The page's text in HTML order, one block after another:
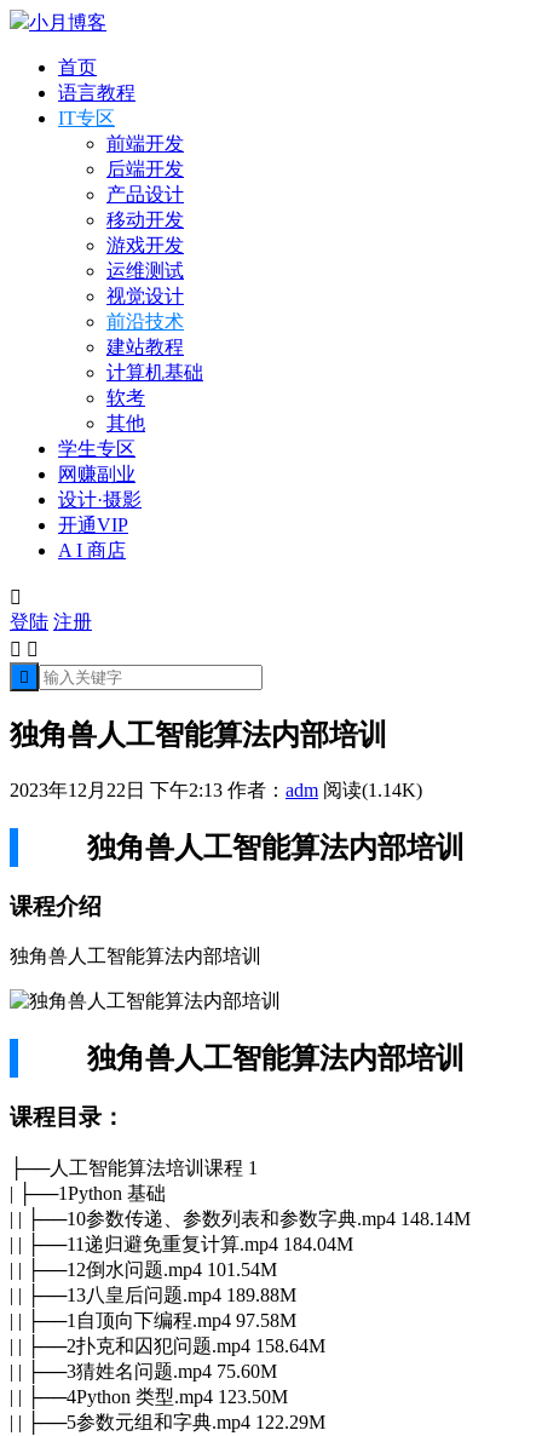
小月博客
首页
语言教程
IT专区
前端开发
后端开发
产品设计
移动开发
游戏开发
运维测试
视觉设计
前沿技术
建站教程
计算机基础
软考
其他
学生专区
网赚副业
设计·摄影
开通VIP
A I 商店

登陆 注册
 

独角兽人工智能算法内部培训
2023年12月22日 下午2:13 作者： adm 阅读(1.14K)
独角兽人工智能算法内部培训
课程介绍
独角兽人工智能算法内部培训
独角兽人工智能算法内部培训
课程目录：
├──人工智能算法培训课程 1
| ├──1Python 基础
| | ├──10参数传递、参数列表和参数字典.mp4 148.14M
| | ├──11递归避免重复计算.mp4 184.04M
| | ├──12倒水问题.mp4 101.54M
| | ├──13八皇后问题.mp4 189.88M
| | ├──1自顶向下编程.mp4 97.58M
| | ├──2扑克和囚犯问题.mp4 158.64M
| | ├──3猜姓名问题.mp4 75.60M
| | ├──4Python 类型.mp4 123.50M
| | ├──5参数元组和字典.mp4 122.29M